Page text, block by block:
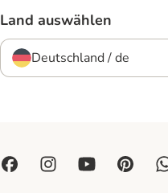
Land auswählen
Deutschland / de